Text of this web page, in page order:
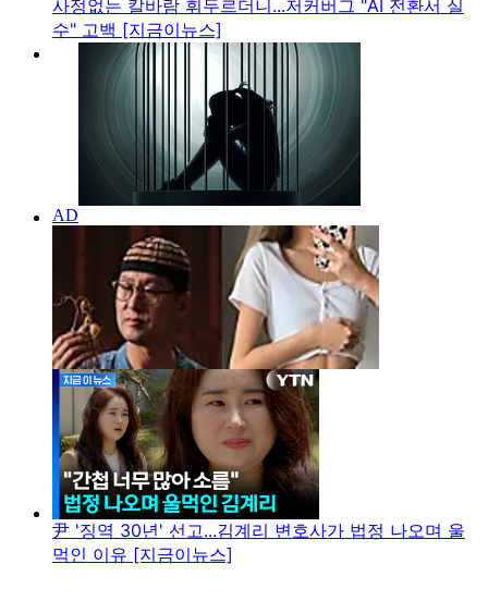
사정없는 칼바람 휘두르더니...저커버그 "AI 전환서 실
수" 고백 [지금이뉴스]
尹 '징역 30년' 선고...김계리 변호사가 법정 나오며 울
먹인 이유 [지금이뉴스]